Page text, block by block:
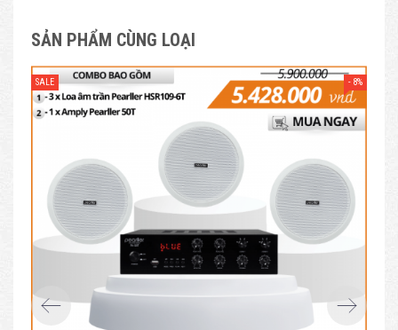
SẢN PHẨM CÙNG LOẠI
SALE - 8%